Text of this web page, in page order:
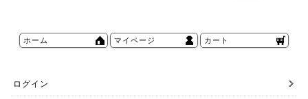
ホーム マイページ カート
ログイン